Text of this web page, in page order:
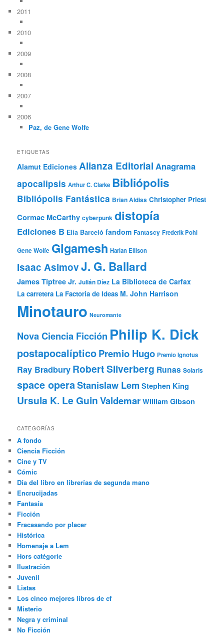
2011
2010
2009
2008
2007
2006
Paz, de Gene Wolfe
ETIQUETAS
Alamut Ediciones Alianza Editorial Anagrama
apocalipsis Arthur C. Clarke Bibliópolis
Bibliópolis Fantástica Brian Aldiss Christopher Priest
Cormac McCarthy cyberpunk distopía
Ediciones B Elia Barceló fandom Fantascy Frederik Pohl
Gene Wolfe Gigamesh Harlan Ellison
Isaac AsimovJ. G. Ballard
James Tiptree Jr. Julián Díez La Biblioteca de Carfax
La carretera La Factoría de Ideas M. John Harrison
Minotauro Neuromante
Nova Ciencia Ficción Philip K. Dick
postapocalípticoPremio Hugo Premio Ignotus
Ray Bradbury Robert Silverberg Runas Solaris
space operaStanislaw Lem Stephen King
Ursula K. Le GuinValdemarWilliam Gibson
CATEGORÍAS
A fondo
Ciencia Ficción
Cine y TV
Cómic
Día del libro en librerías de segunda mano
Encrucijadas
Fantasía
Ficción
Fracasando por placer
Histórica
Homenaje a Lem
Hors catégorie
Ilustración
Juvenil
Listas
Los cinco mejores libros de cf
Misterio
Negra y criminal
No Ficción